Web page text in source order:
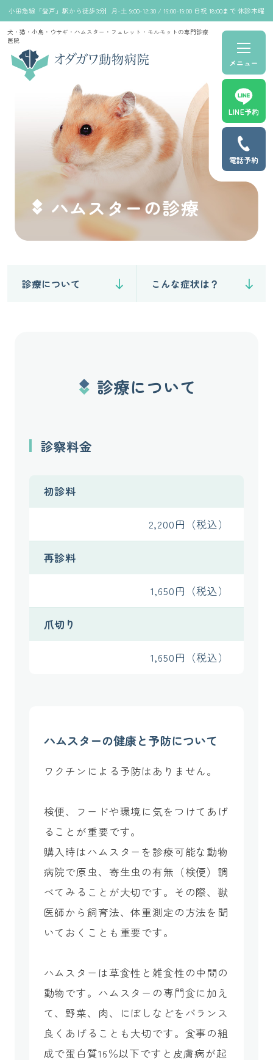
犬・猫・小鳥・ウサギ・ハムスター・フェレット・モルモットの専門診療
医院
小田急線「登戸」駅から徒歩3分 月-土 9:00-12:30 / 16:00-19:00 日祝 18:00まで 休診木曜
LINE予約
電話予約
メニュー
ハムスターの診療
診療について こんな症状は？
診療について
診察料金
初診料
2,200円（税込）
再診料
1,650円（税込）
爪切り
1,650円（税込）
ハムスターの健康と予防について
ワクチンによる予防はありません。
検便、フードや環境に気をつけてあげ
ることが重要です。
購入時はハムスターを診療可能な動物
病院で原虫、寄生虫の有無（検便）調
べてみることが大切です。その際、獣
医師から飼育法、体重測定の方法を聞
いておくことも重要です。
ハムスターは草食性と雑食性の中間の
動物です。ハムスターの専門食に加え
て、野菜、肉、にぼしなどをバランス
良くあげることも大切です。食事の組
成で蛋白質16％以下ですと皮膚病が起